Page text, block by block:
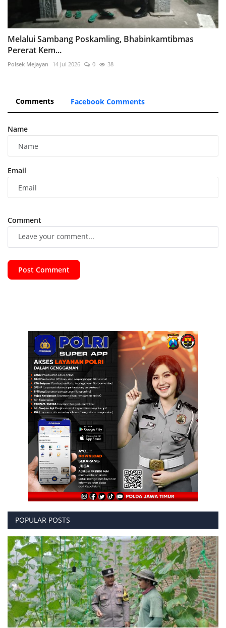
Melalui Sambang Poskamling, Bhabinkamtibmas
Pererat Kem...
Polsek Mejayan 14 Jul 2026 0 38
Comments Facebook Comments
Name
Email
Comment
Post Comment
POPULAR POSTS